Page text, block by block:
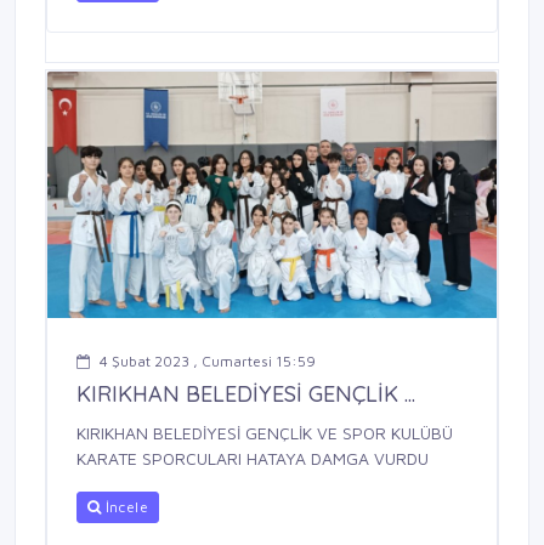
4 Şubat 2023 , Cumartesi 15:59
KIRIKHAN BELEDİYESİ GENÇLİK ...
KIRIKHAN BELEDİYESİ GENÇLİK VE SPOR KULÜBÜ
KARATE SPORCULARI HATAYA DAMGA VURDU
İncele